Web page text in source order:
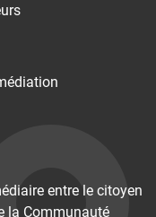
entre le citoyen
la Communauté